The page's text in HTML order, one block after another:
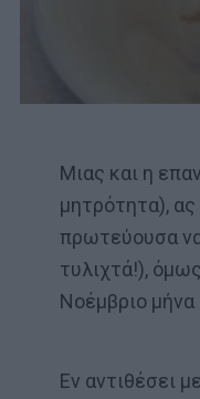
Μιας και η
μητρότητα), ας
πρωτεύουσα
τυλιχτά!),
Νοέμβριο μήνα
Εν αντιθέσει